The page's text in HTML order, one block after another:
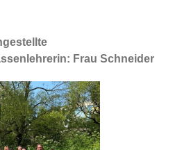
Frau Schneider